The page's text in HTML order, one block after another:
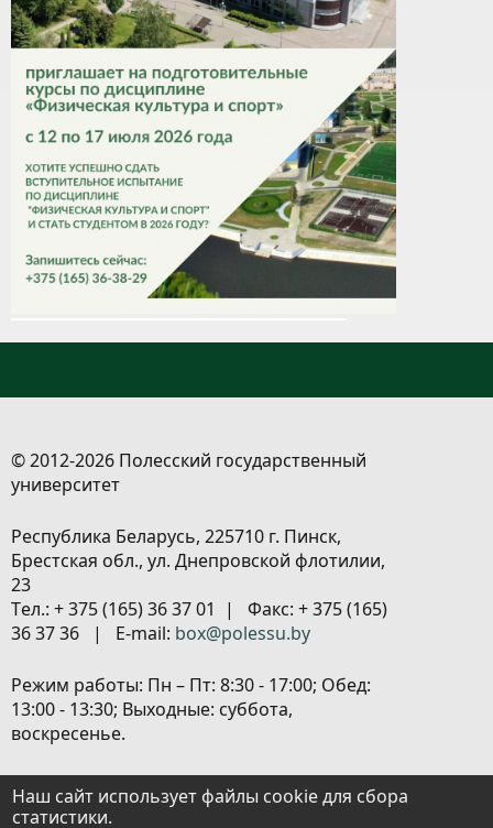
© 2012-2026 Полесский государственный
университет
Республика Беларусь, 225710 г. Пинск,
Брестская обл., ул. Днепровской флотилии,
23
Tел.: + 375 (165) 36 37 01 | Факс: + 375 (165)
36 37 36 | E-mail: box@polessu.by
Режим работы: Пн – Пт: 8:30 - 17:00; Обед:
13:00 - 13:30; Выходные: суббота,
воскресенье.
Расположение объектов |
Политика
обработки персональных данных|
Наш сайт использует файлы cookie для сбора
статистики.